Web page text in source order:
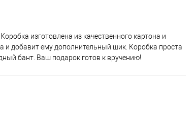
изготовлена из качественного картона и
и добавит ему дополнительный шик. Коробка проста
бант. Ваш подарок готов к вручению!